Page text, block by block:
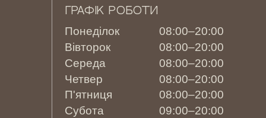
ГРАФІК РОБОТИ
Понеділок
08:00–20:00
Вівторок
08:00–20:00
Середа
08:00–20:00
Четвер
08:00–20:00
П'ятниця
08:00–20:00
Субота
09:00–20:00